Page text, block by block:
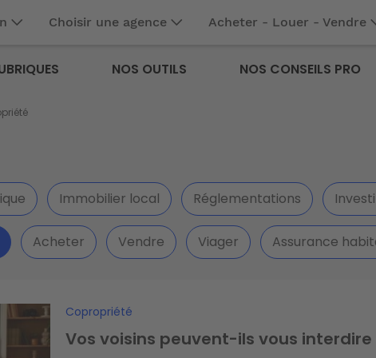
Choisir une agence Acheter - Louer - Vendre
NOS OUTILS NOS CONSEILS PRO
Immobilier local Réglementations
Acheter Vendre Viager Assurance
Copropriété
Vos voisins peuvent-ils vous interdire